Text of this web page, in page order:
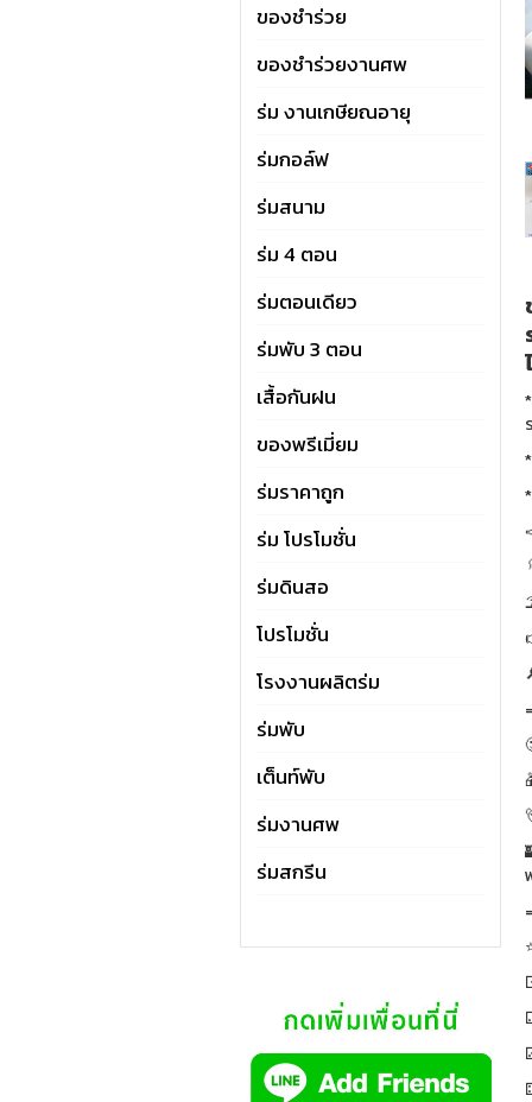
ของชำร่วย
ของชำร่วยงานศพ
ร่ม งานเกษียณอายุ
ร่มกอล์ฟ
ร่มสนาม
ร่ม 4 ตอน
ร่มตอนเดียว
ร่มพับ 3 ตอน
เสื้อกันฝน
ของพรีเมี่ยม
ร่มราคาถูก
ร่ม โปรโมชั่น
ร่มดินสอ
โปรโมชั่น
โรงงานผลิตร่ม
ร่มพับ
เต็นท์พับ
ร่มงานศพ
ร่มสกรีน